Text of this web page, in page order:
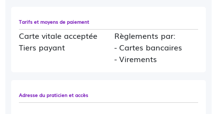
Tarifs et moyens de paiement
Carte vitale acceptée
Tiers payant
Règlements par:
- Cartes bancaires
- Virements
Adresse du praticien et accès